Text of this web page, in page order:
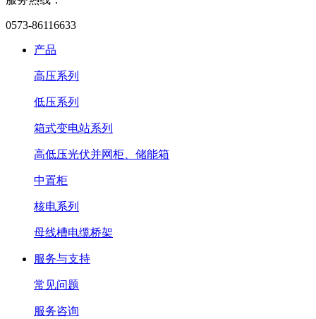
0573-86116633
产品
高压系列
低压系列
箱式变电站系列
高低压光伏并网柜、储能箱
中置柜
核电系列
母线槽电缆桥架
服务与支持
常见问题
服务咨询